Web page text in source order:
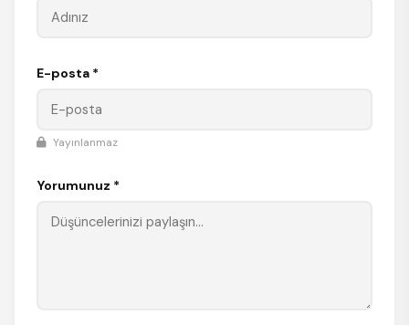
E-posta *
Yayınlanmaz
Yorumunuz *